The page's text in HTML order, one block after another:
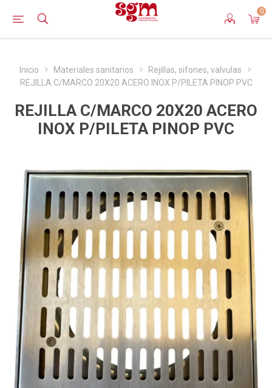
0
Inicio Materiales sanitarios
Rejillas, sifones, valvulas
REJILLA C/MARCO 20X20 ACERO INOX P/PILETA PINOP PVC
REJILLA C/MARCO 20X20 ACERO
INOX P/PILETA PINOP PVC